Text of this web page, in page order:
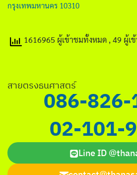
กรุงเทพมหานคร 10310
1616965 ผู้เข้าชมทั้งหมด , 49 ผู้เ
สายตรงธนศาสตร์
086-826-
02-101-
Line ID